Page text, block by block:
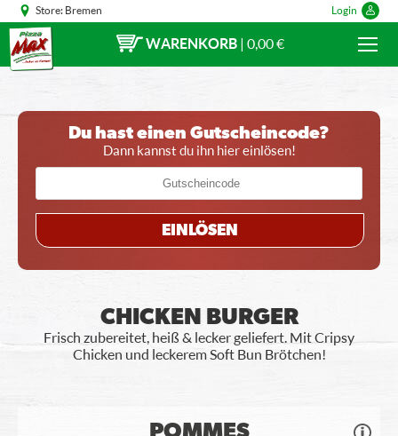
Store: Bremen Login
WARENKORB | 0,00 €
Du hast einen Gutscheincode?
Dann kannst du ihn hier einlösen!
EINLÖSEN
CHICKEN BURGER
Frisch zubereitet, heiß & lecker geliefert. Mit Cripsy
Chicken und leckerem Soft Bun Brötchen!